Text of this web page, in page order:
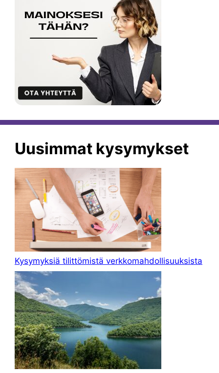
Uusimmat kysymykset
Kysymyksiä tilittömistä verkkomahdollisuuksista